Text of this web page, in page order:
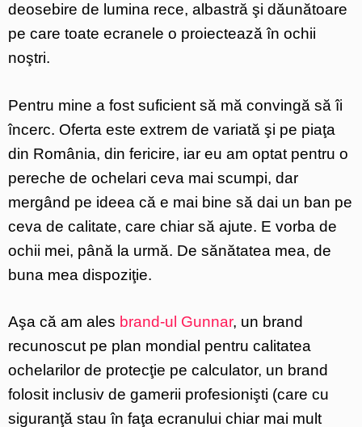
deosebire de lumina rece, albastră şi dăunătoare
pe care toate ecranele o proiectează în ochii
noştri.
Pentru mine a fost suficient să mă convingă să îi
încerc. Oferta este extrem de variată şi pe piaţa
din România, din fericire, iar eu am optat pentru o
pereche de ochelari ceva mai scumpi, dar
mergând pe ideea că e mai bine să dai un ban pe
ceva de calitate, care chiar să ajute. E vorba de
ochii mei, până la urmă. De sănătatea mea, de
buna mea dispoziţie.
Aşa că am ales brand-ul Gunnar, un brand
recunoscut pe plan mondial pentru calitatea
ochelarilor de protecţie pe calculator, un brand
folosit inclusiv de gamerii profesionişti (care cu
siguranţă stau în faţa ecranului chiar mai mult